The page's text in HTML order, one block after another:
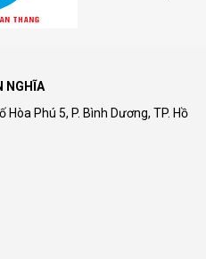
NGHĨA
Phú 5, P. Bình Dương, TP. Hồ